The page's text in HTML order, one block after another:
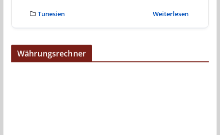
Tunesien Weiterlesen
Währungsrechner